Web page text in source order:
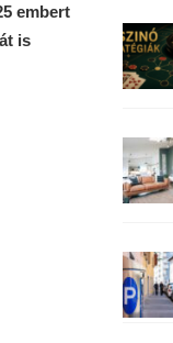
embert
is